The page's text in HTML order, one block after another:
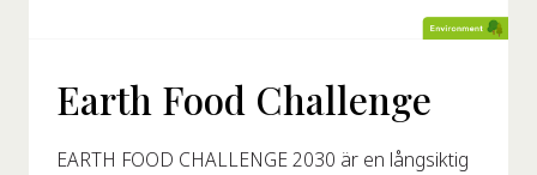
Earth Food Challenge
EARTH FOOD CHALLENGE 2030 är en långsiktig